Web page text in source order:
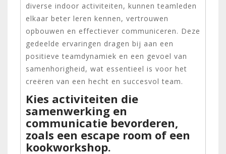
diverse indoor activiteiten, kunnen teamleden
elkaar beter leren kennen, vertrouwen
opbouwen en effectiever communiceren. Deze
gedeelde ervaringen dragen bij aan een
positieve teamdynamiek en een gevoel van
samenhorigheid, wat essentieel is voor het
creëren van een hecht en succesvol team.
Kies activiteiten die
samenwerking en
communicatie bevorderen,
zoals een escape room of een
kookworkshop.